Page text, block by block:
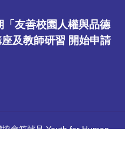
「友善校園人權與品德
及教師研習 開始申請
會符號是 Youth for Human